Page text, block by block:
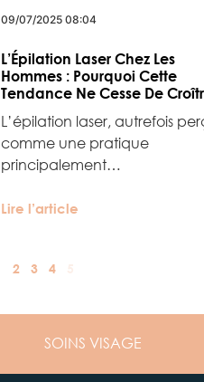
09/07/2025 08:04
L’Épilation Laser Chez Les
Hommes : Pourquoi Cette
Tendance Ne Cesse De
L’épilation laser, autrefois
comme une pratique
principalement…
Lire l’article
2 3 4
SOINS VISAGE